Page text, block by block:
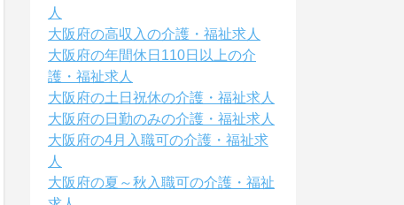
人
大阪府の高収入の介護・福祉求人
大阪府の年間休日110日以上の介
護・福祉求人
大阪府の土日祝休の介護・福祉求人
大阪府の日勤のみの介護・福祉求人
大阪府の4月入職可の介護・福祉求
人
大阪府の夏～秋入職可の介護・福祉